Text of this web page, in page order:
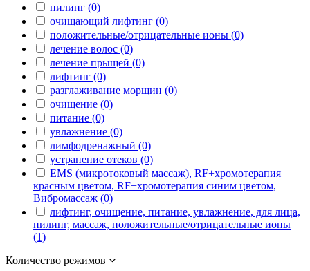
пилинг (0)
очищающий лифтинг (0)
положительные/отрицательные ионы (0)
лечение волос (0)
лечение прыщей (0)
лифтинг (0)
разглаживание морщин (0)
очищение (0)
питание (0)
увлажнение (0)
лимфодренажный (0)
устранение отеков (0)
EMS (микротоковый массаж), RF+хромотерапия
красным цветом, RF+хромотерапия синим цветом,
Вибромассаж (0)
лифтинг, очищение, питание, увлажнение, для лица,
пилинг, массаж, положительные/отрицательные ионы
(1)
Количество режимов